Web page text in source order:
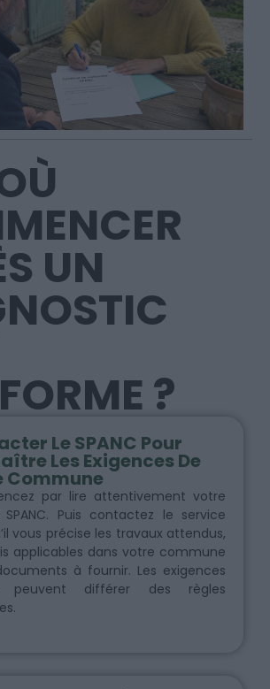
UN
?
Le SPANC Pour
Les Exigences De
Commune
par lire attentivement votre
Puis contactez le service
vous précise les travaux attendus,
applicables dans votre commune
à fournir. Les exigences
peuvent différer des règles